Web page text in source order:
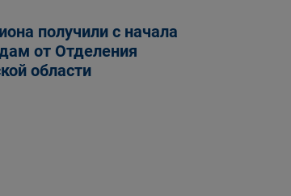
получили с начала
от Отделения
области